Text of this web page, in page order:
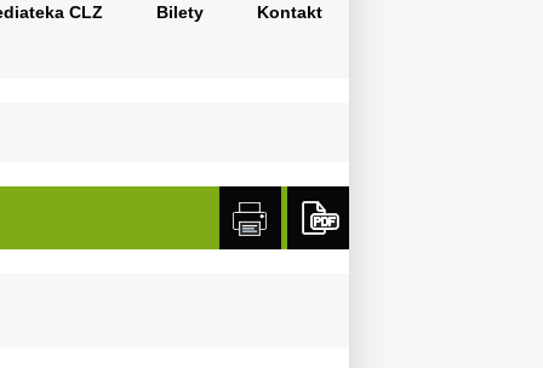
CLZ Bilety Kontakt